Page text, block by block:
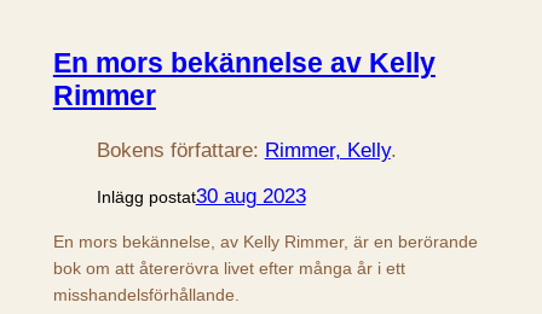
En mors bekännelse av Kelly
Rimmer
Bokens författare: Rimmer, Kelly.
Inlägg postat30 aug 2023
En mors bekännelse, av Kelly Rimmer, är en berörande
bok om att återerövra livet efter många år i ett
misshandelsförhållande.